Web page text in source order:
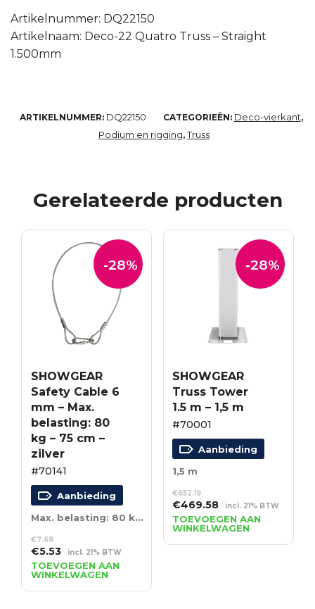
Artikelnummer: DQ22150
Artikelnaam: Deco-22 Quatro Truss – Straight
1.500mm
ARTIKELNUMMER: DQ22150 CATEGORIEËN: Deco-vierkant,
Podium en rigging,Truss
Gerelateerde producten
-28%
SHOWGEAR
Safety Cable 6
mm – Max.
belasting: 80
kg – 75 cm –
zilver
#70141
Aanbieding
Max. belasting: 80 kg – 75 cm – zilver
€7.68
Oorspronkelijke
prijs
was:
€7.68.
€5.53Huidige
prijs
is:
€5.53.
incl. 21% BTW
TOEVOEGEN AAN
WINKELWAGEN
-28%
SHOWGEAR
Truss Tower
1.5 m – 1,5 m
#70001
Aanbieding
1,5 m
€652.19
Oorspronkelijke
prijs
was:
€652.19.
€469.58Huidige
prijs
is:
€469.58.
incl. 21% BTW
TOEVOEGEN AAN
WINKELWAGEN